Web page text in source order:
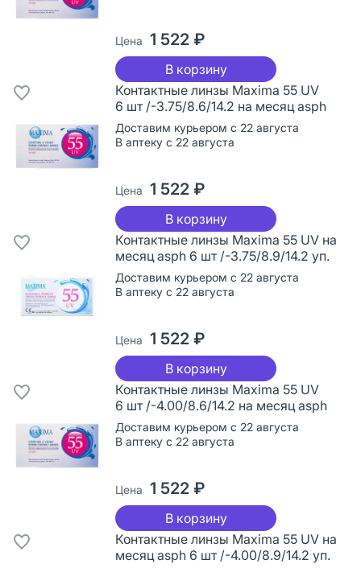
Цена 1 522 ₽
В корзину
Контактные линзы Maxima 55 UV
6 шт /-3.75/8.6/14.2 на месяц asph
Доставим курьером с 22 августа
В аптеку с 22 августа
Цена 1 522 ₽
В корзину
Контактные линзы Maxima 55 UV на
месяц asph 6 шт /-3.75/8.9/14.2 уп.
Доставим курьером с 22 августа
В аптеку с 22 августа
Цена 1 522 ₽
В корзину
Контактные линзы Maxima 55 UV
6 шт /-4.00/8.6/14.2 на месяц asph
Доставим курьером с 22 августа
В аптеку с 22 августа
Цена 1 522 ₽
В корзину
Контактные линзы Maxima 55 UV на
месяц asph 6 шт /-4.00/8.9/14.2 уп.